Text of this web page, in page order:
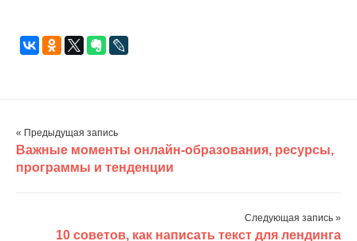
« Предыдущая запись
Важные моменты онлайн-образования, ресурсы,
программы и тенденции
Следующая запись »
10 советов, как написать текст для лендинга